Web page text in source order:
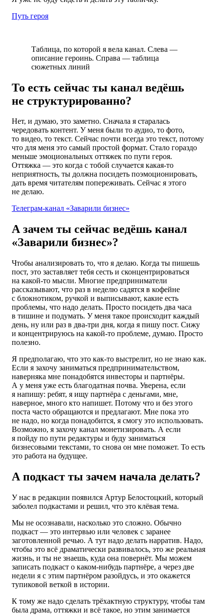
Путь героя
Таблица, по которой я вела канал. Слева —
описание героинь. Справа — таблица
сюжетных линий
То есть сейчас ты канал ведёшь
не структурированно?
Нет, и думаю, это заметно. Сначала я старалась
чередовать контент. У меня были то аудио, то фото,
то видео, то текст. Сейчас почти всегда это текст, потому
что для меня это самый простой формат. Стало гораздо
меньше эмоциональных оттяжек по пути героя.
Оттяжка — это когда с тобой случается какая-то
неприятность, ты должна посидеть поэмоционировать,
дать время читателям попереживать. Сейчас я этого
не делаю.
Телеграм-канал «Заварили бизнес»
А зачем ты сейчас ведёшь канал
«Заварили бизнес»?
Чтобы анализировать то, что я делаю. Когда ты пишешь
пост, это заставляет тебя сесть и сконцентрироваться
на какой-то мысли. Многие предприниматели
рассказывают, что раз в неделю садятся в кофейне
с блокнотиком, ручкой и выписывают, какие есть
проблемы, что надо делать. Просто посидеть два часа
в тишине и подумать. У меня такое происходит каждый
день, ну или раз в два-три дня, когда я пишу пост. Сижу
и концентрируюсь на какой-то проблеме, думаю. Просто
полезно.
Я предполагаю, что это как-то выстрелит, но не знаю как.
Если я захочу заниматься предпринимательством,
наверняка мне понадобятся инвесторы и партнёры.
А у меня уже есть благодатная почва. Уверена, если
я напишу: ребят, я ищу партнёра с деньгами, мне,
наверное, много кто напишет. Потому что и без этого
поста часто обращаются и предлагают. Мне пока это
не надо, но когда понадобится, я смогу это использовать.
Возможно, я захочу канал монетизировать. А если
я пойду по пути редактуры и буду заниматься
бизнесовыми текстами, то снова он мне поможет. То есть
это работа на будущее.
А подкаст ты зачем начала делать?
У нас в редакции появился Артур Белостоцкий, который
заболел подкастами и решил, что это клёвая тема.
Мы не осознавали, насколько это сложно. Обычно
подкаст — это интервью или человек с заранее
заготовленной речью. А тут надо делать нарратив. Надо,
чтобы это всё драматически развивалось, это же реальная
жизнь, и ты не знаешь, куда она повернёт. Мы можем
записать подкаст о каком-нибудь партнёре, а через две
недели я с этим партнёром разойдусь, и это окажется
тупиковой веткой в истории.
К тому же надо сделать трёхактную структуру, чтобы там
была драма, оттяжки и всё такое, но этим занимается